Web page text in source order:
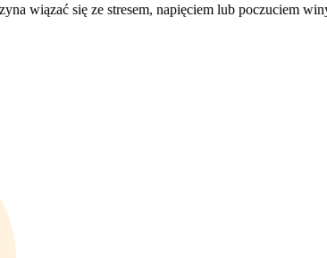
wiązać się ze stresem, napięciem lub poczuciem